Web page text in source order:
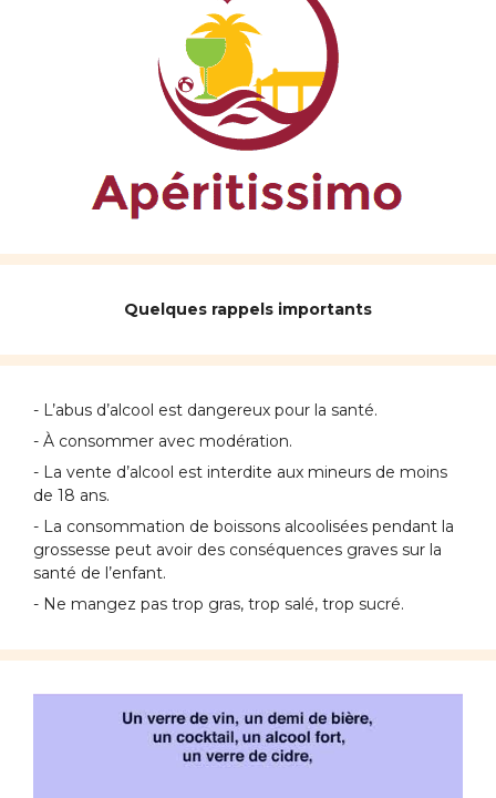
Quelques rappels importants
- L’abus d’alcool est dangereux pour la santé.
- À consommer avec modération.
- La vente d’alcool est interdite aux mineurs de moins
de 18 ans.
- La consommation de boissons alcoolisées pendant la
grossesse peut avoir des conséquences graves sur la
santé de l’enfant.
- Ne mangez pas trop gras, trop salé, trop sucré.